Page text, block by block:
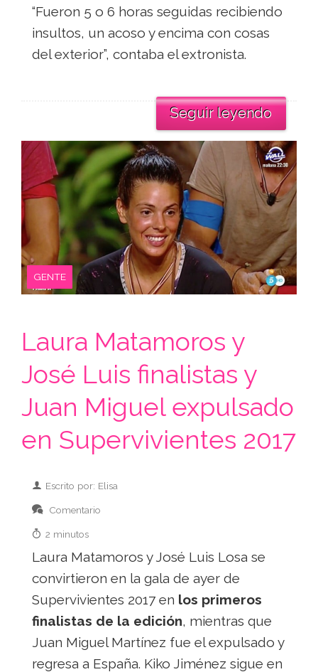
“Fueron 5 o 6 horas seguidas recibiendo
insultos, un acoso y encima con cosas
del exterior”, contaba el extronista.
Seguir leyendo
GENTE
Laura Matamoros y
José Luis finalistas y
Juan Miguel expulsado
en Supervivientes 2017
Escrito por: Elisa
Comentario
2 minutos
Laura Matamoros y José Luis Losa se
convirtieron en la gala de ayer de
Supervivientes 2017 en los primeros
finalistas de la edición, mientras que
Juan Miguel Martínez fue el expulsado y
regresa a España. Kiko Jiménez sigue en